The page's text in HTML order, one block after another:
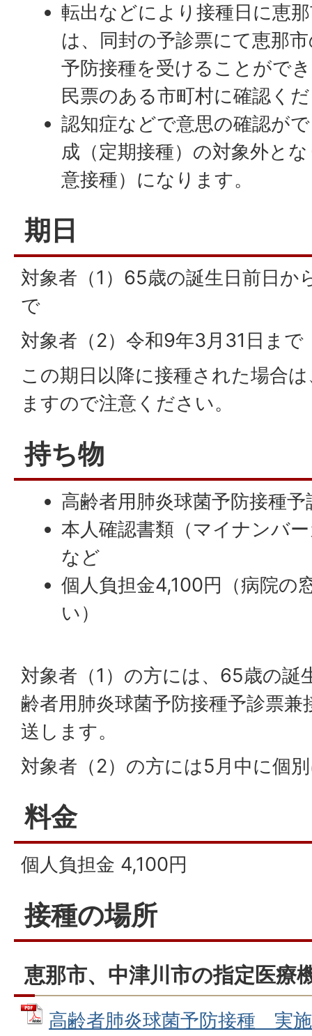
転出などにより接種日に恵
は、同封の予診票にて恵那
予防接種を受けることがで
民票のある市町村に確認く
認知症などで意思の確認が
成（定期接種）の対象外と
意接種）になります。
期日
対象者（1）65歳の誕生日前日か
で
対象者（2）令和9年3月31日まで
この期日以降に接種された場合
ますので注意ください。
持ち物
高齢者用肺炎球菌予防接種
本人確認書類（マイナンバ
など
個人負担金4,100円（病院の
い）
対象者（1）の方には、65歳の誕
齢者用肺炎球菌予防接種予診票
送します。
対象者（2）の方には5月中に個
料金
個人負担金 4,100円
接種の場所
恵那市、中津川市の指定医療
高齢者肺炎球菌予防接種 実